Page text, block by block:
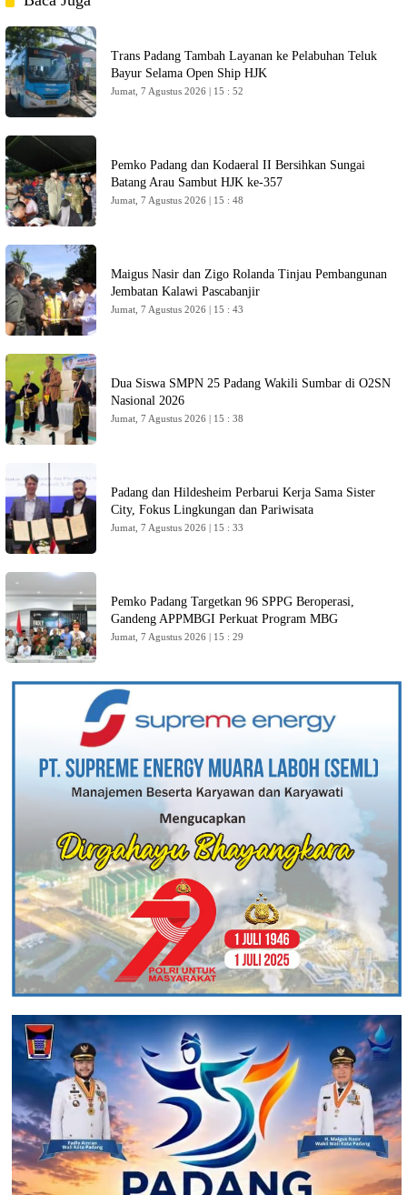
Trans Padang Tambah Layanan ke Pelabuhan Teluk
Bayur Selama Open Ship HJK
Jumat, 7 Agustus 2026 | 15 : 52
Pemko Padang dan Kodaeral II Bersihkan Sungai
Batang Arau Sambut HJK ke-357
Jumat, 7 Agustus 2026 | 15 : 48
Maigus Nasir dan Zigo Rolanda Tinjau Pembangunan
Jembatan Kalawi Pascabanjir
Jumat, 7 Agustus 2026 | 15 : 43
Dua Siswa SMPN 25 Padang Wakili Sumbar di O2SN
Nasional 2026
Jumat, 7 Agustus 2026 | 15 : 38
Padang dan Hildesheim Perbarui Kerja Sama Sister
City, Fokus Lingkungan dan Pariwisata
Jumat, 7 Agustus 2026 | 15 : 33
Pemko Padang Targetkan 96 SPPG Beroperasi,
Gandeng APPMBGI Perkuat Program MBG
Jumat, 7 Agustus 2026 | 15 : 29